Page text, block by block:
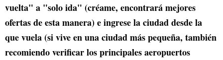
vuelta" a "solo ida" (créame, encontrará mejores
ofertas de esta manera) e ingrese la ciudad desde la
que vuela (si vive en una ciudad más pequeña, también
recomiendo verificar los principales aeropuertos